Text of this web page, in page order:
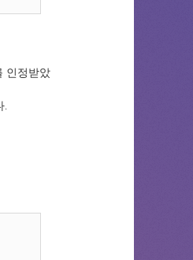
인정받았
.